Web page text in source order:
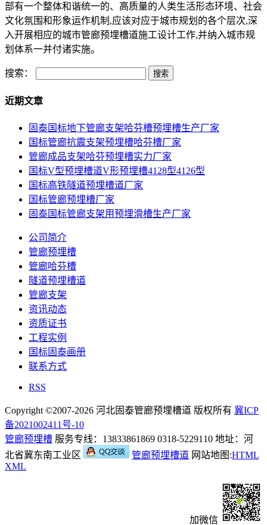
部有一个整体和谐统一的、高质量的人类生活形态环境、社会
文化氛围和形象运作机制,应该对应于城市规划的各个层次,深
入开展相应的城市管廊预埋槽道施工设计工作,并纳入城市规
划体系一并付诸实施。
搜索：
近期文章
固泰国标地下管廊支架哈芬槽预埋槽生产厂家
国标管廊抗震支架预埋槽哈芬槽厂家
管廊成品支架哈芬预埋槽实力厂家
国标V型预埋槽道V形预埋槽4128型4126型
国标高铁隧道预埋槽道厂家
国标管廊预埋槽厂家
固泰国标管廊支架用预埋滑槽生产厂家
公司简介
管廊预埋槽
管廊哈芬槽
隧道预埋槽道
管廊支架
资讯动态
资质证书
工程实例
国标固泰画册
联系方式
RSS
Copyright ©2007-2026 河北固泰管廊预埋槽道 版权所有 冀ICP
备2021002411号-10
管廊预埋槽 服务专线：13833861869 0318-5229110 地址：河
北省冀东南工业区
管廊预埋槽道 网站地图:HTML
XML
加微信